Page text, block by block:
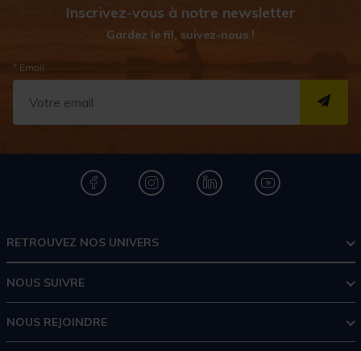
Inscrivez-vous à notre newsletter
Gardez le fil, suivez-nous !
* Email
RETROUVEZ NOS UNIVERS
NOUS SUIVRE
NOUS REJOINDRE